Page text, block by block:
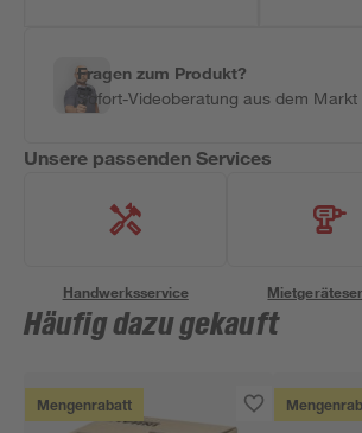
Fragen zum Produkt?
Sofort-Videoberatung aus dem Markt
Unsere passenden Services
Handwerksservice
Häufig dazu gekauft
Mengenrabatt